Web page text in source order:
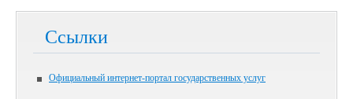
Ссылки
Официальный интернет-портал государственных услуг